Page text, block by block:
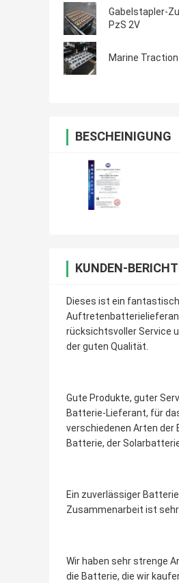
Gabelstapler-
PzS 2V
Marine
BESCHEINIGUNG
KUNDEN-
Dieses ist ein
rücksichtsvoller Service
der guten Qualität.
Gute Produkte, guter
Batterie-Lieferant, für
verschiedenen Arten der
Batterie, der
Ein zuverlässiger
Zusammenarbeit ist
Wir haben sehr strenge
die Batterie, die wir